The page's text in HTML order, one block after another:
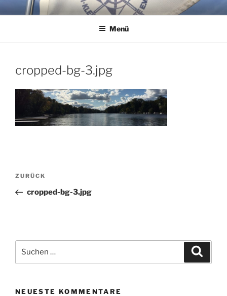
Zum
InhaltWSG KLEINER WANNSEE E.V.
Immer eine handbreit Wasser unterm Kiel.
Menü
cropped-bg-3.jpg
Beitragsnavigation
Vorheriger
Beitrag
ZURÜCK
cropped-bg-3.jpg
nach:
NEUESTE KOMMENTARE